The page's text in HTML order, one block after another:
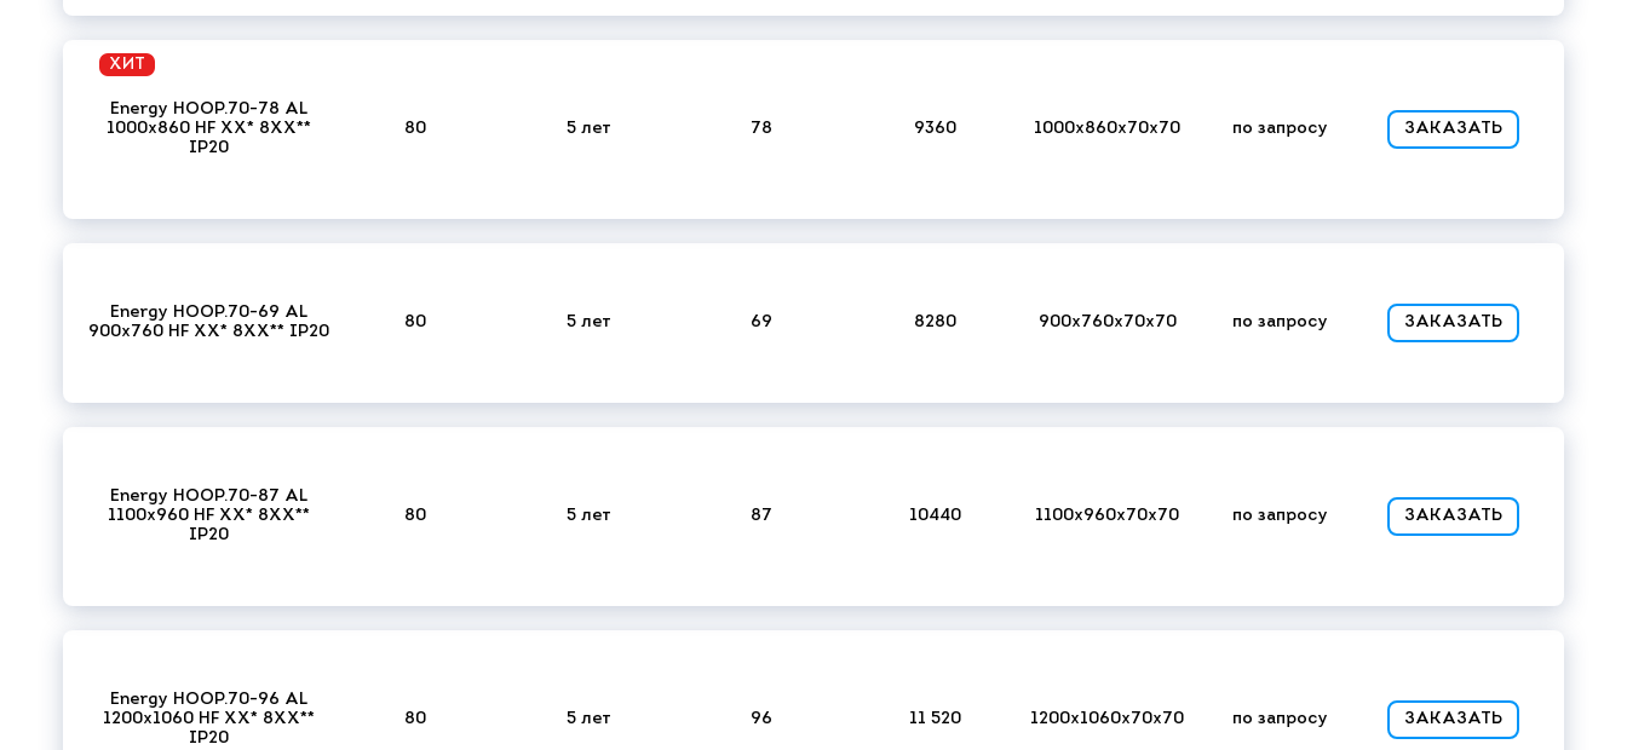
Energy HOOP.70-78 AL
1000x860 HF XX* 8XX**
IP20
80 5 лет 78 9360 1000x860x70x70 по запросу ЗАКАЗАТЬ
ХИТ
Energy HOOP.70-69 AL
900x760 HF XX* 8XX** IP20
80 5 лет 69 8280 900x760x70x70 по запросу ЗАКАЗАТЬ
Energy HOOP.70-87 AL
1100x960 HF XX* 8XX**
IP20
80 5 лет 87 10440 1100x960x70x70 по запросу ЗАКАЗАТЬ
Energy HOOP.70-96 AL
1200x1060 HF XX* 8XX**
IP20
80 5 лет 96 11 520 1200x1060x70x70 по запросу ЗАКАЗАТЬ